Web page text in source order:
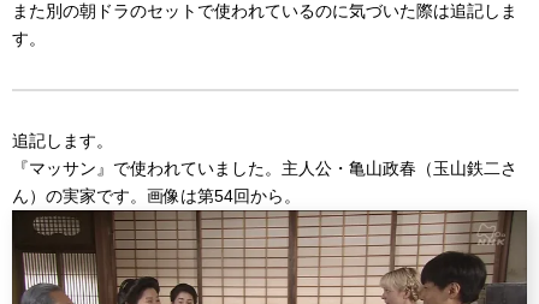
また別の朝ドラのセットで使われているのに気づいた際は追記しま
す。
追記します。
『マッサン』で使われていました。主人公・亀山政春（玉山鉄二さ
ん）の実家です。画像は第54回から。